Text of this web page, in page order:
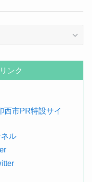
ンク
西市PR特設サイ
ル